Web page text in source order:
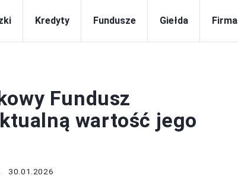
Kredyty Fundusze Giełda Firma
Fundusz
wartość jego
30.01.2026